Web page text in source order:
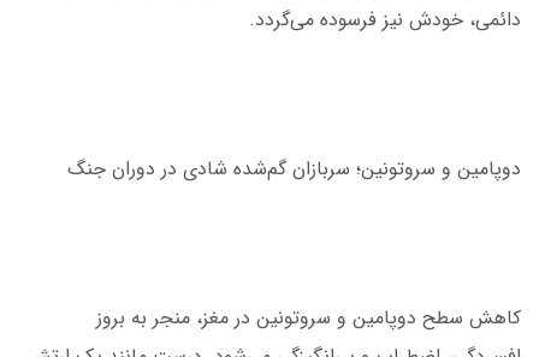
دائمی، خودش نیز فرسوده می‌گردد.
دوپامین و سروتونین؛ سربازان گم‌شده شادی در دوران جنگ
کاهش سطح دوپامین و سروتونین در مغز، منجر به بروز